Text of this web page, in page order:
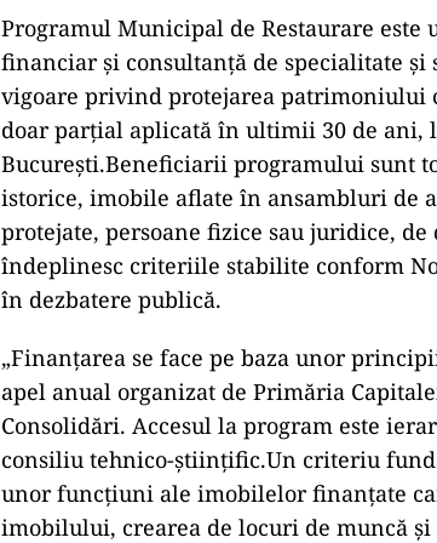
Programul Municipal de Restaurare
financiar și consultanță de specialitate și
vigoare privind protejarea patrimoniului
doar parțial aplicată în ultimii 30 de ani,
București.Beneficiarii programului sunt
istorice, imobile aflate în ansambluri de
protejate, persoane fizice sau juridice,
îndeplinesc criteriile stabilite conform
în dezbatere publică.
„Finanțarea se face pe baza unor
apel anual organizat de Primăria
Consolidări. Accesul la program este
consiliu tehnico-științific.Un criteriu
unor funcțiuni ale imobilelor finanțate
imobilului, crearea de locuri de muncă